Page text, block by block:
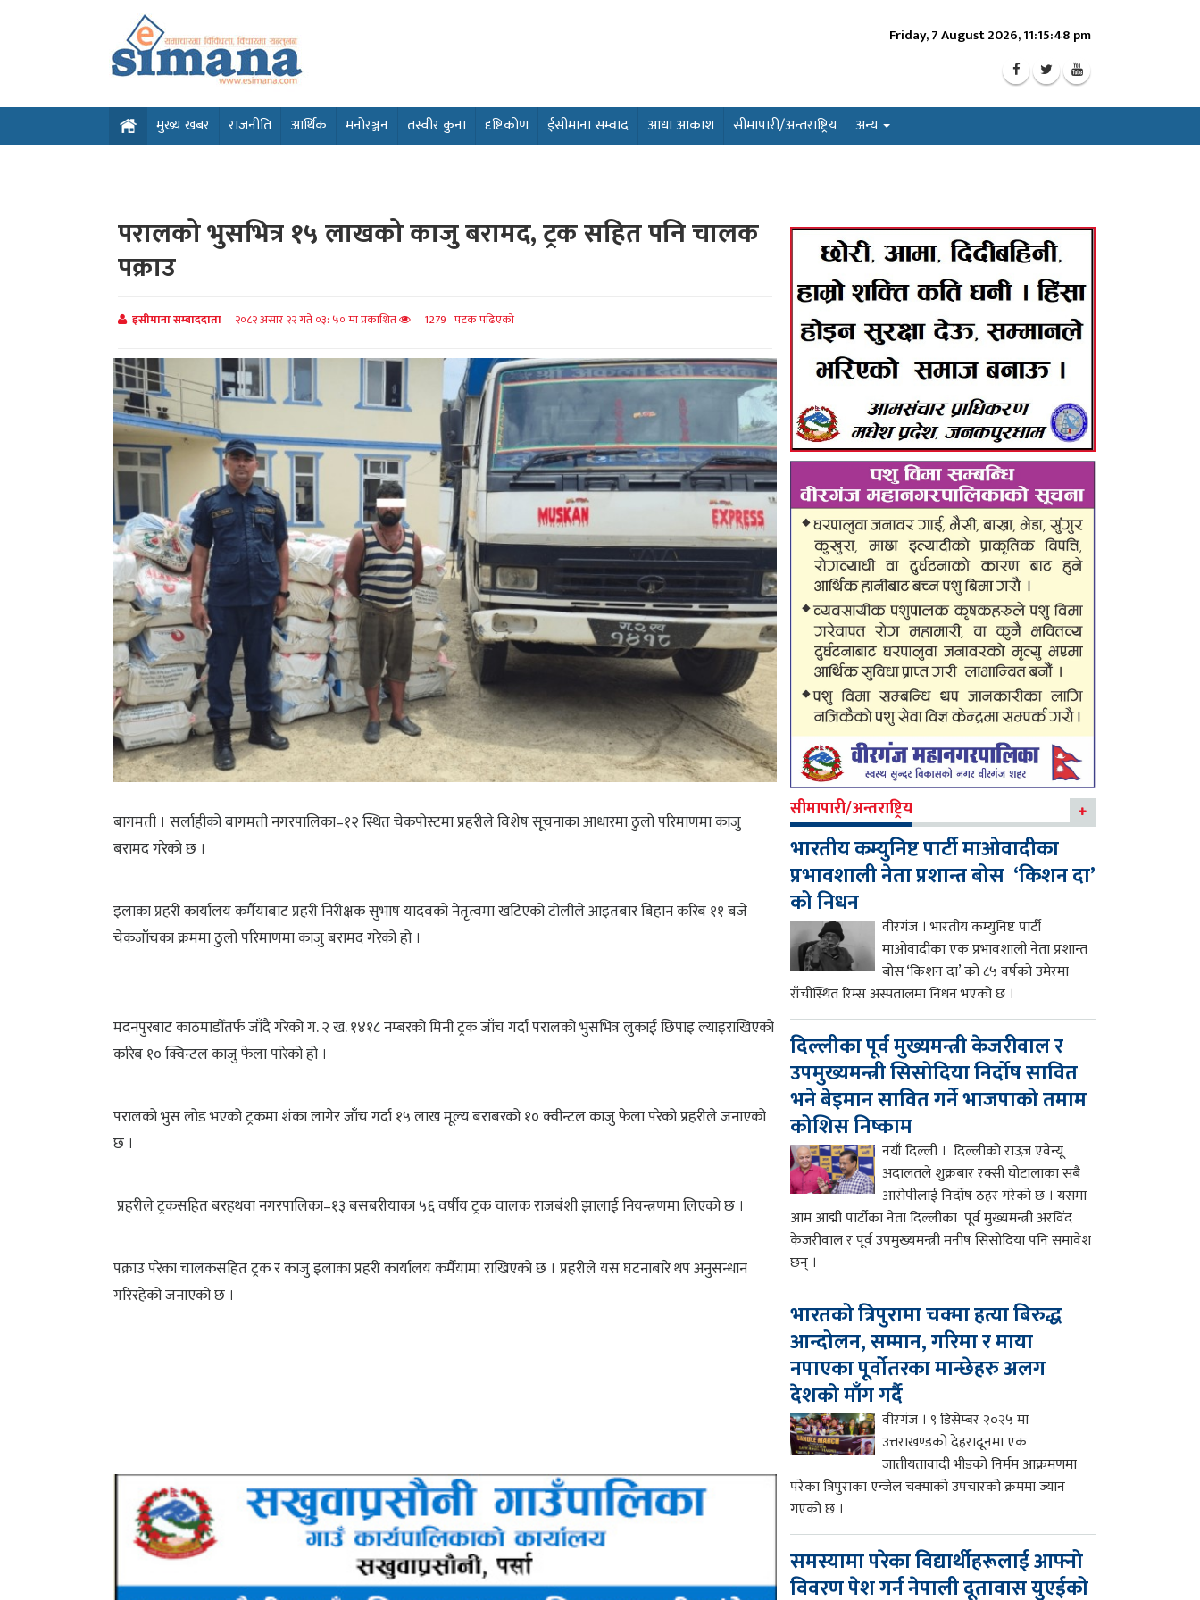
Friday, 7 August 2026, 11:15:50 pm
मुख्य खबर राजनीति आर्थिक मनोरञ्जन तस्वीर कुना दृष्टिकोण ईसीमाना सम्वाद आधा आकाश सीमापारी/अन्तराष्ट्रिय अन्य
परालको भुसभित्र १५ लाखको काजु बरामद, ट्रक सहित पनि चालक
पक्राउ
इसीमाना सम्बाददाता २०८२ असार २२ गते ०३: ५० मा प्रकाशित 1279 पटक पढिएको
बागमती । सर्लाहीको बागमती नगरपालिका–१२ स्थित चेकपोस्टमा प्रहरीले विशेष सूचनाका आधारमा ठुलो परिमाणमा काजु
बरामद गरेको छ ।
इलाका प्रहरी कार्यालय कर्मैयाबाट प्रहरी निरीक्षक सुभाष यादवको नेतृत्वमा खटिएको टोलीले आइतबार बिहान करिब ११ बजे
चेकजाँचका क्रममा ठुलो परिमाणमा काजु बरामद गरेको हो ।
मदनपुरबाट काठमाडौँतर्फ जाँदै गरेको ग. २ ख. १४१८ नम्बरको मिनी ट्रक जाँच गर्दा परालको भुसभित्र लुकाई छिपाइ ल्याइराखिएको
करिब १० क्विन्टल काजु फेला पारेको हो ।
परालको भुस लोड भएको ट्रकमा शंका लागेर जाँच गर्दा १५ लाख मूल्य बराबरको १० क्वीन्टल काजु फेला परेको प्रहरीले जनाएको
छ ।
प्रहरीले ट्रकसहित बरहथवा नगरपालिका–१३ बसबरीयाका ५६ वर्षीय ट्रक चालक राजबंशी झालाई नियन्त्रणमा लिएको छ ।
पक्राउ परेका चालकसहित ट्रक र काजु इलाका प्रहरी कार्यालय कर्मैयामा राखिएको छ । प्रहरीले यस घटनाबारे थप अनुसन्धान
गरिरहेको जनाएको छ ।
सीमापारी/अन्तराष्ट्रिय
भारतीय कम्युनिष्ट पार्टी माओवादीका
प्रभावशाली नेता प्रशान्त बोस ‘किशन दा’
को निधन
वीरगंज । भारतीय कम्युनिष्ट पार्टी
माओवादीका एक प्रभावशाली नेता प्रशान्त
बोस ‘किशन दा’ को ८५ वर्षको उमेरमा
राँचीस्थित रिम्स अस्पतालमा निधन भएको छ ।
दिल्लीका पूर्व मुख्यमन्त्री केजरीवाल र
उपमुख्यमन्त्री सिसोदिया निर्दोष सावित
भने बेइमान सावित गर्ने भाजपाको तमाम
कोशिस निष्काम
नयाँ दिल्ली । दिल्लीको राउज़ एवेन्यू
अदालतले शुक्रबार रक्सी घोटालाका सबै
आरोपीलाई निर्दोष ठहर गरेको छ । यसमा
आम आद्मी पार्टीका नेता दिल्लीका पूर्व मुख्यमन्त्री अरविंद
केजरीवाल र पूर्व उपमुख्यमन्त्री मनीष सिसोदिया पनि समावेश
छन् ।
भारतको त्रिपुरामा चक्मा हत्या बिरुद्ध
आन्दोलन, सम्मान, गरिमा र माया
नपाएका पूर्वोतरका मान्छेहरु अलग
देशको माँग गर्दै
वीरगंज । ९ डिसेम्बर २०२५ मा
उत्तराखण्डको देहरादूनमा एक
जातीयतावादी भीडको निर्मम आक्रमणमा
परेका त्रिपुराका एन्जेल चक्माको उपचारको क्रममा ज्यान
गएको छ ।
समस्यामा परेका विद्यार्थीहरूलाई आफ्नो
विवरण पेश गर्न नेपाली दूतावास युएईको